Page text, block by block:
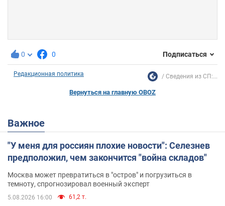
0 0 Подписаться
Редакционная политика Сведения из СП:...
Вернуться на главную OBOZ
Важное
"У меня для россиян плохие новости": Селезнев
предположил, чем закончится "война складов"
Москва может превратиться в "остров" и погрузиться в
темноту, спрогнозировал военный эксперт
5.08.2026 16:00 61,2 т.